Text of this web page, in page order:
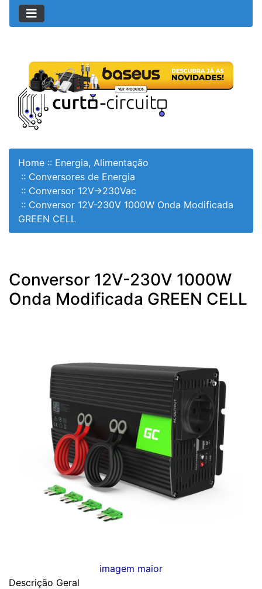
Home :: Energia, Alimentação
:: Conversores de Energia
:: Conversor 12V->230Vac
:: Conversor 12V-230V 1000W Onda Modificada
GREEN CELL
Conversor 12V-230V 1000W
Onda Modificada GREEN CELL
imagem maior
Descrição Geral